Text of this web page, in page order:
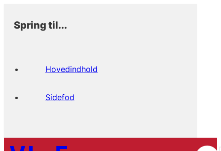
Spring til...
Hovedindhold
Sidefod